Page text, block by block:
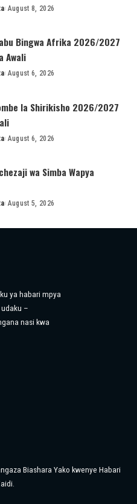
August 8, 2026
Bingwa Afrika 2026/2027
Awali
August 6, 2026
la Shirikisho 2026/2027
August 6, 2026
wa Simba Wapya
August 5, 2026
ya habari mpya
–
nasi kwa
Biashara Yako kwenye Habari